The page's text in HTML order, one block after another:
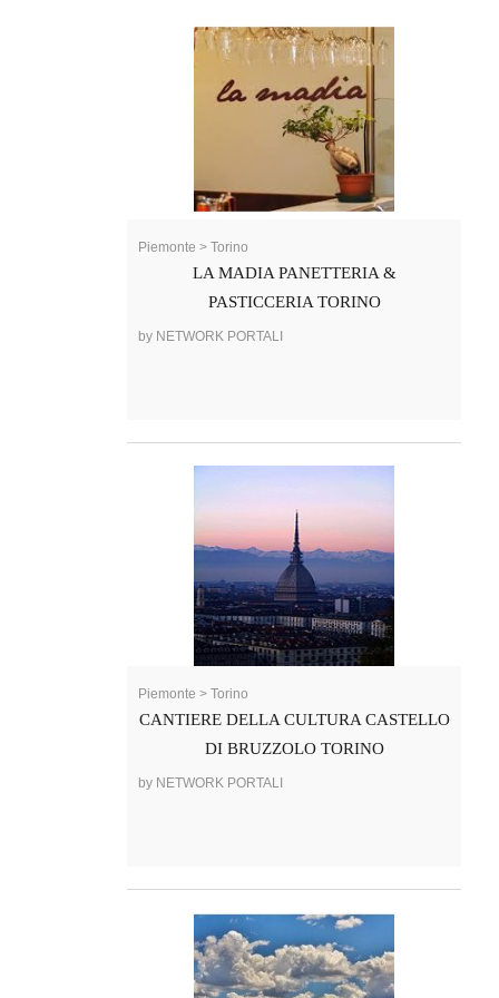
Piemonte > Torino
LA MADIA PANETTERIA &
PASTICCERIA TORINO
by NETWORK PORTALI
Piemonte > Torino
CANTIERE DELLA CULTURA CASTELLO
DI BRUZZOLO TORINO
by NETWORK PORTALI